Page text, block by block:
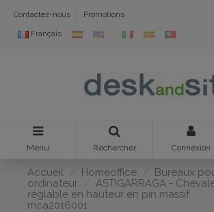
Contactez-nous Promotions
Français
Menu Rechercher Connexion
Accueil Homeoffice
Bureaux
ordinateur
ASTIGARRAGA -
réglable en hauteur en pin massif
mca2016001